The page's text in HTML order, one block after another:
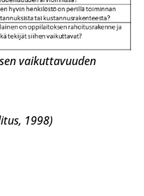
vaikuttavuuden
1998)